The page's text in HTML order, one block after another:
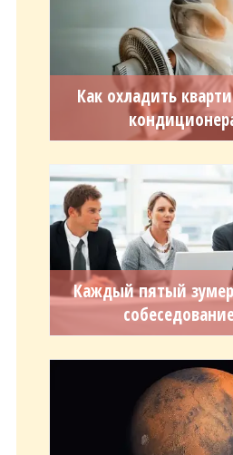
Как охладить
Каждый пятый